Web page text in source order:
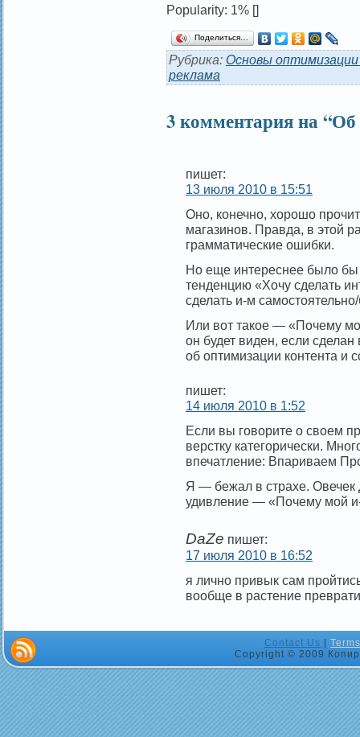
Popularity: 1% []
Поделиться…
Рубрика: Основы
реклама
3 комментария на “Об
пишет:
13 июля 2010 в 15:51
Оно, конечно, хорошо
магазинов. Правда, в этой
грамматические ошибки.
Но еще интереснее было бы
тенденцию «Хочу сделать
сделать и-м
Или вот такое — «Почему
он будет виден, если
об оптимизации контента и
пишет:
14 июля 2010 в 1:52
Если вы говорите о своем
верстку категорически.
впечатление: Впариваем
Я — бежал в страхе.
удивление — «Почему мой
DaZe пишет:
17 июля 2010 в 16:52
я лично привык сам
вообще в растение
Contact Us |
Copyright © 2009